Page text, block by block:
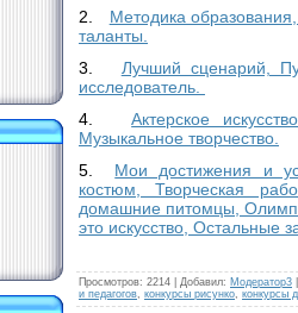
2. Методика
таланты.
3. Лучший сценарий,
исследователь.
4.Актерское
Музыкальное творчество.
5. Мои достижения и
костюм, Творческая
домашние питомцы,
это искусство, Остальные
Просмотров: 2214 Добавил: Модератор3
и педагогов конкурсы рисунко конкурсы